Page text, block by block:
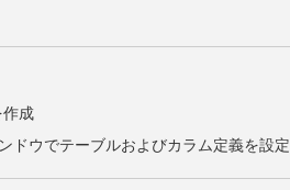
成
ドウでテーブルおよびカラム定義を設定